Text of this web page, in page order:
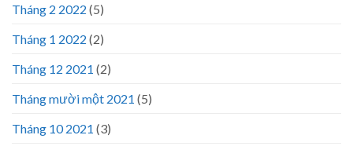
Tháng 2 2022 (5)
Tháng 1 2022 (2)
Tháng 12 2021 (2)
Tháng mười một 2021 (5)
Tháng 10 2021 (3)